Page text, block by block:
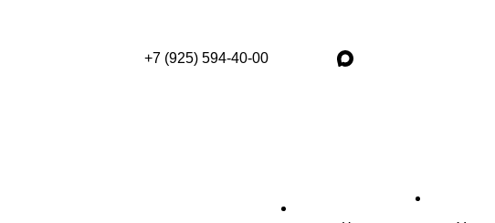
+7 (925) 594-40-00